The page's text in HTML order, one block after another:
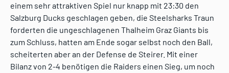
einem sehr attraktiven Spiel nur knapp mit 23:30 den
Salzburg Ducks geschlagen geben, die Steelsharks Traun
forderten die ungeschlagenen Thalheim Graz Giants bis
zum Schluss, hatten am Ende sogar selbst noch den Ball,
scheiterten aber an der Defense de Steirer. Mit einer
Bilanz von 2-4 benötigen die Raiders einen Sieg, um noch